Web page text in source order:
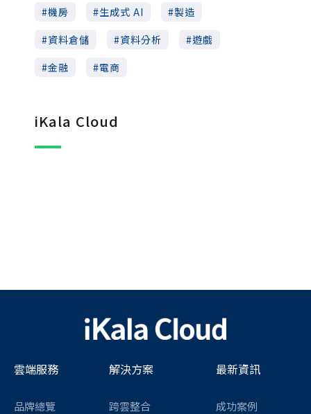
機房
生成式 AI
製造
資料倉儲
資料分析
遊戲
金融
電商
iKala Cloud
雲端服務
品牌總覽
解決方案
跨雲整合
最新資訊
成功案例